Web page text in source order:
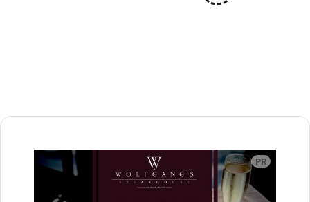
広告